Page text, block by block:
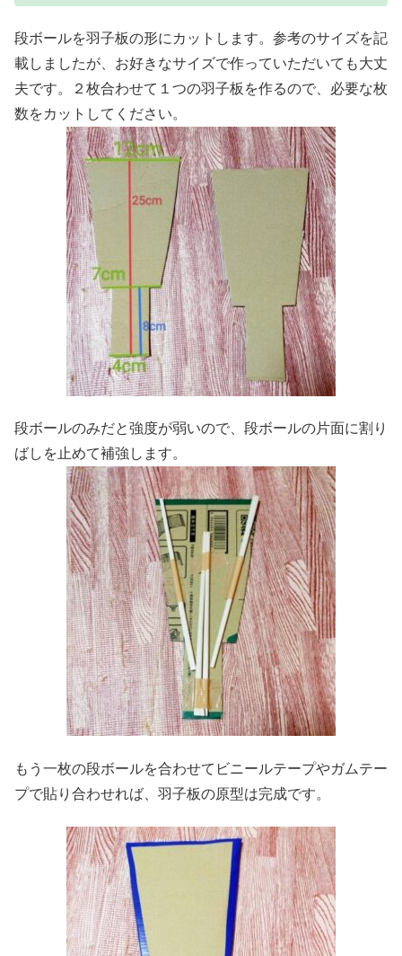
段ボールを羽子板の形にカットします。参考のサイズを記
載しましたが、お好きなサイズで作っていただいても大丈
夫です。２枚合わせて１つの羽子板を作るので、必要な枚
数をカットしてください。
段ボールのみだと強度が弱いので、段ボールの片面に割り
ばしを止めて補強します。
もう一枚の段ボールを合わせてビニールテープやガムテー
プで貼り合わせれば、羽子板の原型は完成です。